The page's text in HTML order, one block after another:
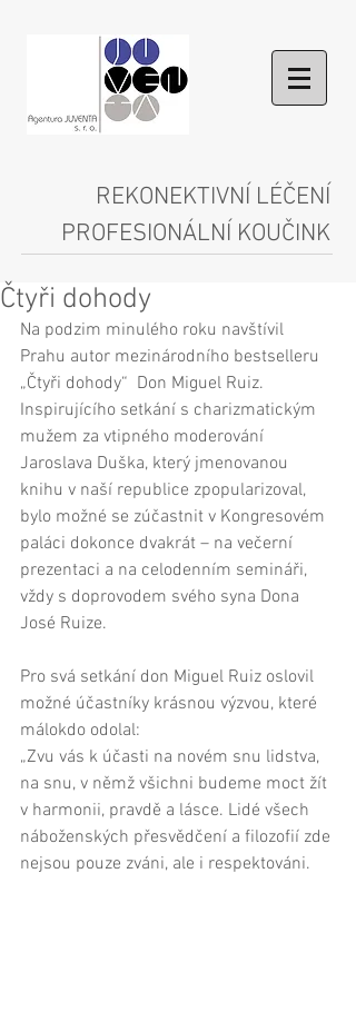
PROFESIONÁLNÍ KOUČINK
REKONEKTIVNÍ LÉČENÍ
Čtyři dohody
Na podzim minulého roku navštívil
Prahu autor mezinárodního bestselleru
„Čtyři dohody“  Don Miguel Ruiz.
Inspirujícího setkání s charizmatickým
mužem za vtipného moderování
Jaroslava Duška, který jmenovanou
knihu v naší republice zpopularizoval,
bylo možné se zúčastnit v Kongresovém
paláci dokonce dvakrát – na večerní
prezentaci a na celodenním semináři,
vždy s doprovodem svého syna Dona
José Ruize.
Pro svá setkání don Miguel Ruiz oslovil
možné účastníky krásnou výzvou, které
málokdo odolal:
„Zvu vás k účasti na novém snu lidstva,
na snu, v němž všichni budeme moct žít
v harmonii, pravdě a lásce. Lidé všech
náboženských přesvědčení a filozofií zde
nejsou pouze zváni, ale i respektováni.